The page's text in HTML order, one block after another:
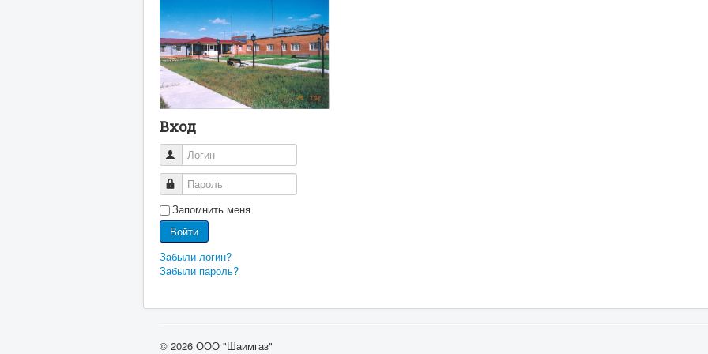
Вход
Логин
Пароль
Запомнить меня
Войти
Забыли логин?
Забыли пароль?
© 2026 ООО "Шаимгаз"